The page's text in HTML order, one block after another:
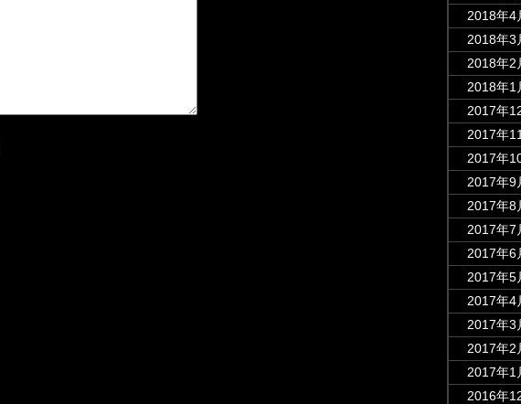
2018年4
2018年3
2018年2
2018年1
2017年
2017年
2017年
2017年9
2017年8
2017年7
2017年6
2017年5
2017年4
2017年3
2017年2
2017年1
2016年